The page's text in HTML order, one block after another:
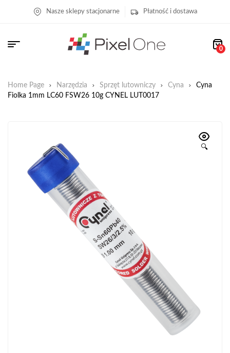
Nasze sklepy stacjonarne Płatność i dostawa
0
Home Page Narzędzia Sprzęt lutowniczy Cyna
Cyna
Fiolka 1mm LC60 FSW26 10g CYNEL LUT0017
🔍